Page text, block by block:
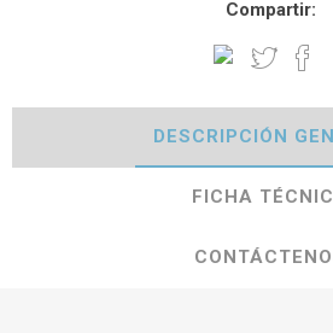
Compartir:
DESCRIPCIÓN
FICHA